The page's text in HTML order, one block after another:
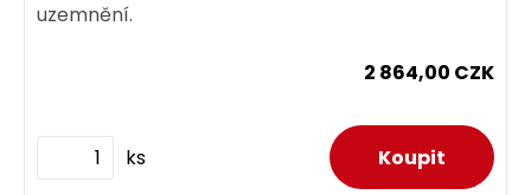
uzemnění.
2 864,00 CZK
ks